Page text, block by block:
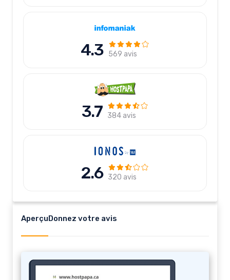
4.3 569 avis
3.7 384 avis
2.6 320 avis
Aperçu Donnez votre avis